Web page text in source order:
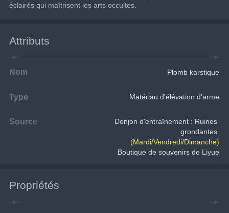
éclairés qui maîtrisent les arts occultes.
Attributs
Nom Plomb karstique
Type Matériau d'élévation d'arme
Source
Donjon d'entraînement : Ruines
grondantes
(Mardi/Vendredi/Dimanche)
Boutique de souvenirs de Liyue
Propriétés